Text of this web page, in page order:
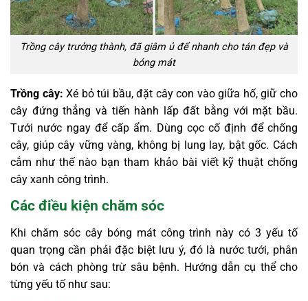
Trồng cây trưởng thành, đã giâm ủ để nhanh cho tán đẹp và
bóng mát
Trồng cây: Xé bỏ túi bầu, đặt cây con vào giữa hố, giữ cho
cây đứng thẳng và tiến hành lấp đất bằng với mặt bầu.
Tưới nước ngay để cấp ẩm. Dùng cọc cố định để chống
cây, giúp cây vững vàng, không bị lung lay, bật gốc. Cách
cắm như thế nào bạn tham khảo bài viết kỹ thuật chống
cây xanh công trình.
Các điều kiện chăm sóc
Khi chăm sóc cây bóng mát công trình này có 3 yếu tố
quan trọng cần phải đặc biệt lưu ý, đó là nước tưới, phân
bón và cách phòng trừ sâu bệnh. Hướng dẫn cụ thể cho
từng yếu tố như sau: